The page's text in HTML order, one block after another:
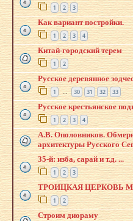
1 2 3
Как вариант постройки.
1 2 3 4
Китай-городский терем
1 2
Русское деревянное
1 … 30 31 32 33
Русское крестьянское
1 2 3 4
А.В. Ополовников.
архитектуры Русского
35-й: изба, сарай и т.д. ...
1 2 3
ТРОИЦКАЯ ЦЕРКОВЬ
1 2
Строим диораму